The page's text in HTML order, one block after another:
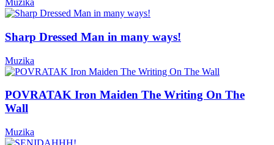
Muzika
Sharp Dressed Man in many ways!
Muzika
POVRATAK Iron Maiden The Writing On The
Wall
Muzika